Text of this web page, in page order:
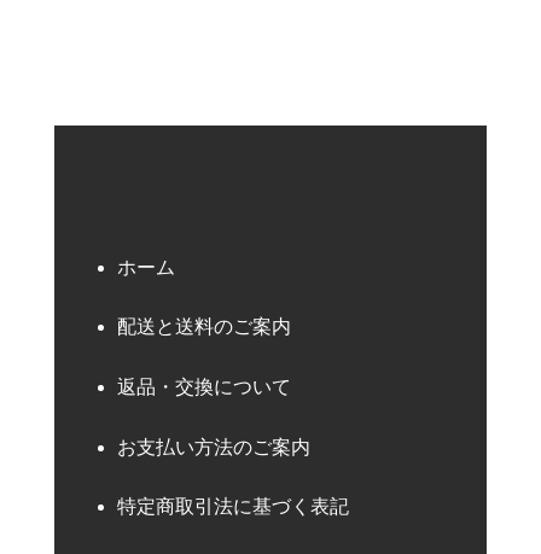
ホーム
配送と送料のご案内
返品・交換について
お支払い方法のご案内
特定商取引法に基づく表記